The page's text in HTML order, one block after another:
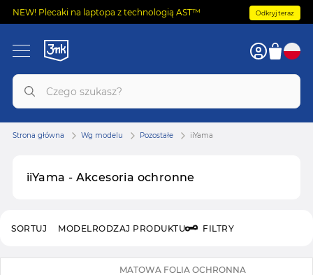
NEW! Plecaki na laptopa z technologią AST™ Odkryj teraz
iiYama - Akcesoria ochronne
Strona główna Wg modelu Pozostałe iiYama
MODELRODZAJ PRODUKTU FILTRY
SORTUJ
MATOWA FOLIA OCHRONNA